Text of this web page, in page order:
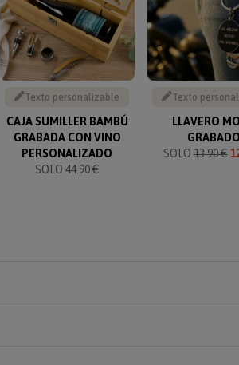
Texto personalizable
CAJA SUMILLER BAMBÚ
GRABADA CON VINO
PERSONALIZADO
SOLO 44.90 €
Texto
LLAVERO
GRABADO
SOLO 13.90 €